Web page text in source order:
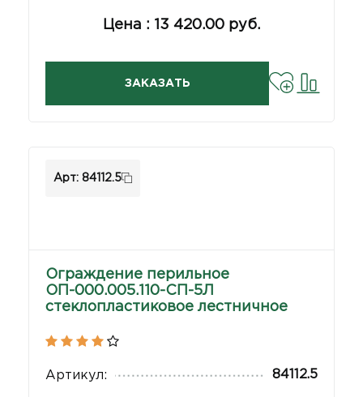
Цена : 13 420.00 руб.
ЗАКАЗАТЬ
Арт: 84112.5
Ограждение перильное
ОП-000.005.110-СП-5Л
стеклопластиковое лестничное
Артикул: 84112.5